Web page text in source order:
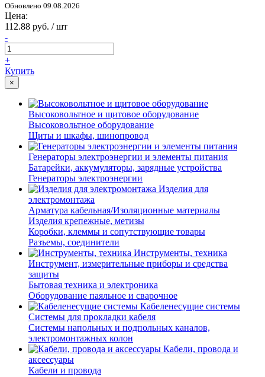
Обновлено 09.08.2026
Цена:
112.88 руб. / шт
-
+
Купить
×
Высоковольтное и щитовое оборудование
Высоковольтное оборудование
Щиты и шкафы, шинопровод
Генераторы электроэнергии и элементы питания
Батарейки, аккумуляторы, зарядные устройства
Генераторы электроэнергии
Изделия для
электромонтажа
Арматура кабельная/Изоляционные материалы
Изделия крепежные, метизы
Коробки, клеммы и сопутствующие товары
Разъемы, соединители
Инструменты, техника
Инструмент, измерительные приборы и средства
защиты
Бытовая техника и электроника
Оборудование паяльное и сварочное
Кабеленесущие системы
Системы для прокладки кабеля
Системы напольных и подпольных каналов,
электромонтажных колон
Кабели, провода и
аксессуары
Кабели и провода